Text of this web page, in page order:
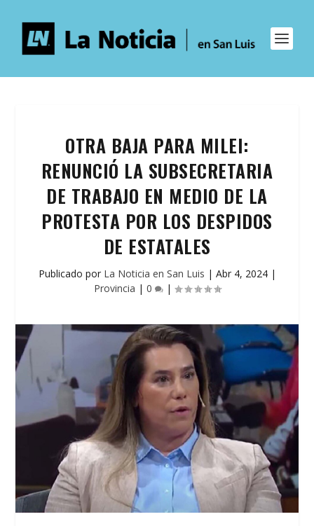
OTRA BAJA PARA MILEI:
RENUNCIÓ LA SUBSECRETARIA
DE TRABAJO EN MEDIO DE LA
PROTESTA POR LOS DESPIDOS
DE ESTATALES
Publicado por La Noticia en San Luis | Abr 4, 2024|
Provincia | 0 |